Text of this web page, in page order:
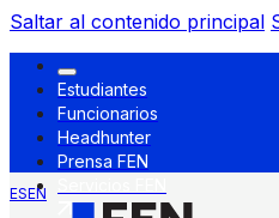
Saltar al contenido principal
Estudiantes
Funcionarios
Headhunter
Prensa FEN
ESEN